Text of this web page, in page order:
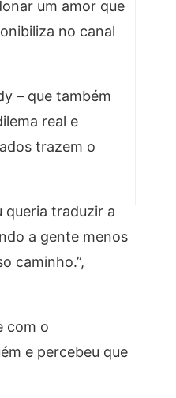
um amor que
no canal
– que também
real e
trazem o
queria traduzir a
a gente menos
caminho.”,
com o
e percebeu que